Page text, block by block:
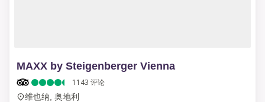
MAXX by Steigenberger Vienna
1143 评论
维也纳, 奥地利